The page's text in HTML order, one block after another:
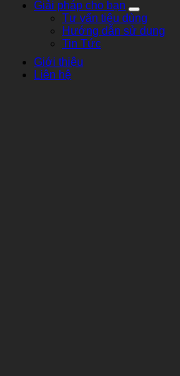
Giải pháp cho bạn
Tư vấn tiêu dùng
Hướng dẫn sử dụng
Tin Tức
Giới thiệu
Liên hệ